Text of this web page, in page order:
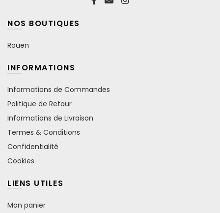
NOS BOUTIQUES
Rouen
INFORMATIONS
Informations de Commandes
Politique de Retour
Informations de Livraison
Termes & Conditions
Confidentialité
Cookies
LIENS UTILES
Mon panier